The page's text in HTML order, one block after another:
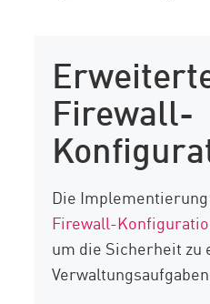
Firewall-
Die
Firewall-
um die Sicherheit zu